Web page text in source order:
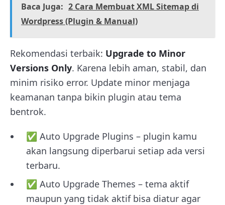
Baca Juga: 2 Cara Membuat XML Sitemap di
Wordpress (Plugin & Manual)
Rekomendasi terbaik: Upgrade to Minor
Versions Only. Karena lebih aman, stabil, dan
minim risiko error. Update minor menjaga
keamanan tanpa bikin plugin atau tema
bentrok.
✅ Auto Upgrade Plugins – plugin kamu
akan langsung diperbarui setiap ada versi
terbaru.
✅ Auto Upgrade Themes – tema aktif
maupun yang tidak aktif bisa diatur agar